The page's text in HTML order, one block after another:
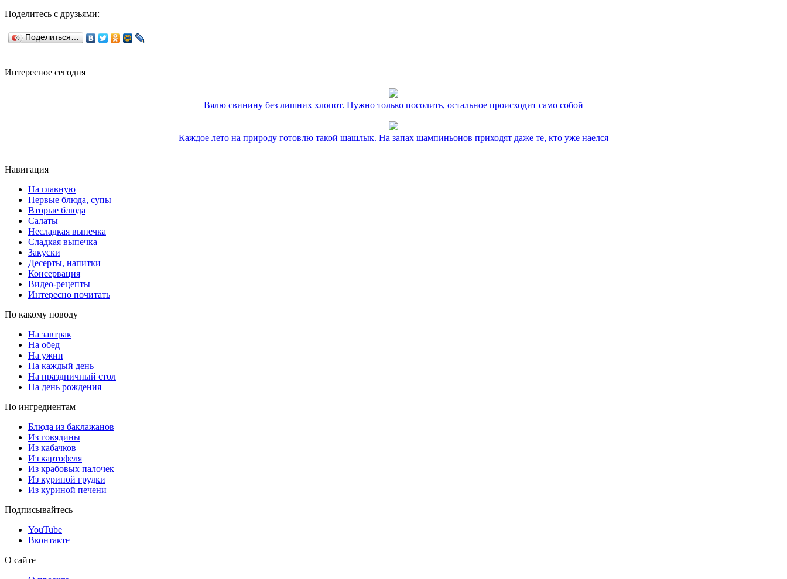
Поделитесь с друзьями:
Поделиться…
Интересное сегодня
Вялю свинину без лишних хлопот. Нужно только посолить, остальное происходит само собой
Каждое лето на природу готовлю такой шашлык. На запах шампиньонов приходят даже те, кто уже наелся
Навигация
На главную
Первые блюда, супы
Вторые блюда
Салаты
Несладкая выпечка
Сладкая выпечка
Закуски
Десерты, напитки
Консервация
Видео-рецепты
Интересно почитать
По какому поводу
На завтрак
На обед
На ужин
На каждый день
На праздничный стол
На день рождения
По ингредиентам
Блюда из баклажанов
Из говядины
Из кабачков
Из картофеля
Из крабовых палочек
Из куриной грудки
Из куриной печени
Подписывайтесь
YouTube
Вконтакте
О сайте